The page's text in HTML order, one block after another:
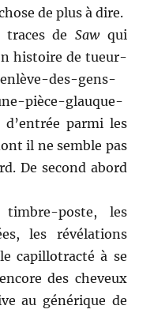
de plus à dire.
traces de Sawqui
histoire de tueur-
des-gens-
pièce-glauque-
parmi les
il ne semble pas
De second abord
poste, les
les révélations
capillotracté à se
des cheveux
au générique de